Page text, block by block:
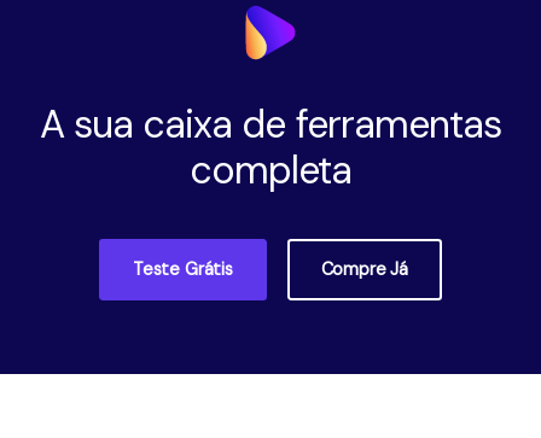
A sua caixa de ferramentas
completa
Teste Grátis Compre Já